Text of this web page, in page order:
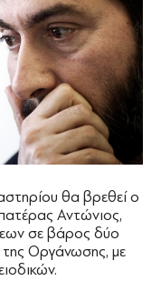
θα βρεθεί ο
Αντώνιος,
σε βάρος δύο
της Οργάνωσης, με